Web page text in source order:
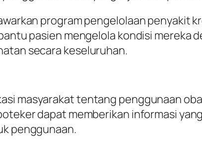
program pengelolaan penyakit
pasien mengelola kondisi mereka
secara keseluruhan.
masyarakat tentang penggunaan
dapat memberikan informasi
penggunaan.